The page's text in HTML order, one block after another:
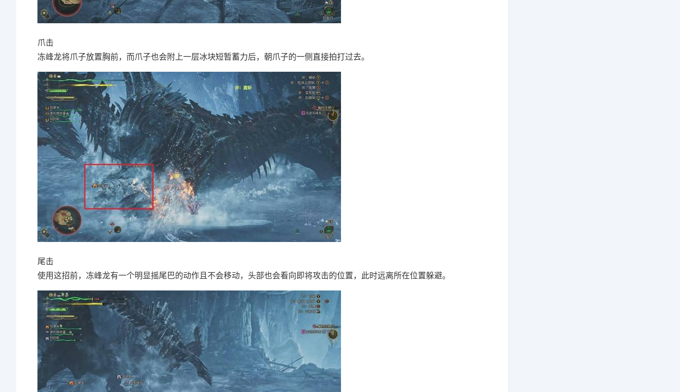
爪击
冻峰龙将爪子放置胸前，而爪子也会附上一层冰块短暂蓄力后，朝爪子的一侧直接拍打过去。
尾击
使用这招前，冻峰龙有一个明显摇尾巴的动作且不会移动，头部也会看向即将攻击的位置，此时远离所在位置躲避。